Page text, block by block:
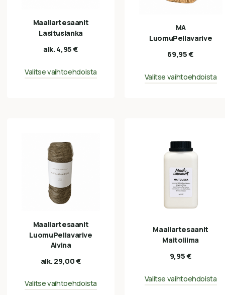
Maaliartesaanit
Lasituslanka
alk. 4,95€
Valitse vaihtoehdoista
MA
LuomuPellavarive
69,95€
Valitse vaihtoehdoista
Maaliartesaanit
LuomuPellavarive
Aivina
alk. 29,00€
Valitse vaihtoehdoista
Maaliartesaanit
Maitoliima
9,95€
Valitse vaihtoehdoista